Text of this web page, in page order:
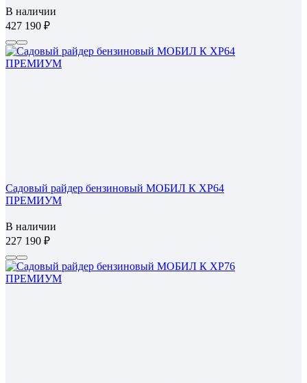
В наличии
427 190
Садовый райдер бензиновый МОБИЛ К XP64
ПРЕМИУМ
В наличии
227 190